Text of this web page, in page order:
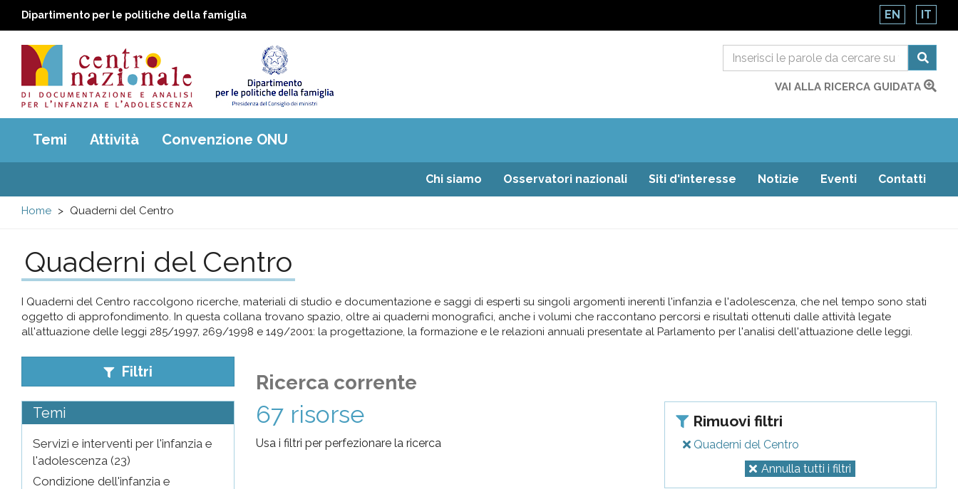
Dipartimento per le politiche della famiglia EN IT
Centro
nazionale
di
e
analisi
pr
l'infanzia
e
l'adolescenza
VAI ALLA RICERCA GUIDATA
Main
menu
Temi Attività Convenzione ONU
Chi siamo Osservatori nazionali Siti d'interesse Notizie Eventi Contatti
Home Quaderni del Centro
Quaderni del Centro
I Quaderni del Centro raccolgono ricerche, materiali di studio e documentazione e saggi di esperti su singoli argomenti inerenti l'infanzia e l'adolescenza, che nel tempo sono stati
oggetto di approfondimento. In questa collana trovano spazio, oltre ai quaderni monografici, anche i volumi che raccontano percorsi e risultati ottenuti dalle attività legate
all'attuazione delle leggi 285/1997, 269/1998 e 149/2001: la progettazione, la formazione e le relazioni annuali presentate al Parlamento per l'analisi dell'attuazione delle leggi.
Filtri
Temi
Servizi e interventi per l'infanzia e
l'adolescenza (23)
Condizione dell'infanzia e
Ricerca corrente
67 risorse
Usa i filtri per perfezionare la ricerca
Rimuovi filtri
Quaderni del Centro
Annulla tutti i filtri